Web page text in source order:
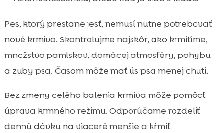
Pes, ktorý prestane jesť, nemusí nutne potrebovať
nové krmivo. Skontrolujme najskôr, ako krmitíme,
množstvo pamlskov, domácej atmosféry, pohybu
a zuby psa. Časom môže mať üs psa menej chuti.
Bez zmeny celého balenia krmiva môže pomôcť
úprava krmného režimu. Odporúčame rozdeliť
dennú dávku na viaceré menšie a kŕmiť